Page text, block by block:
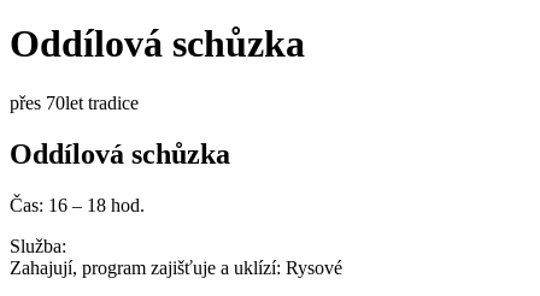
Oddílová schůzka
přes 70let tradice
Oddílová schůzka
Čas: 16 – 18 hod.
Služba:
Zahajují, program zajišťuje a uklízí: Rysové